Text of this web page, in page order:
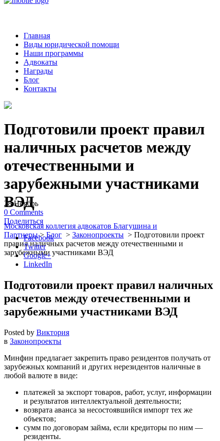
Главная
Виды юридической помощи
Наши программы
Адвокаты
Награды
Блог
Контакты
Подготовили проект правил
наличных расчетов между
отечественными и
зарубежными участниками
ВЭД
Московская коллегия адвокатов Благушина и
Партнеры>Блог > Законопроекты > Подготовили проект
правил наличных расчетов между отечественными и
зарубежными участниками ВЭД
28 Ноябрь
0 Comments
Поделиться
Facebook
Twitter
Google+
LinkedIn
Подготовили проект правил наличных
расчетов между отечественными и
зарубежными участниками ВЭД
Posted by Виктория
в Законопроекты
Минфин предлагает закрепить право резидентов получать от
зарубежных компаний и других нерезидентов наличные в
любой валюте в виде:
платежей за экспорт товаров, работ, услуг, информации
и результатов интеллектуальной деятельности;
возврата аванса за несостоявшийся импорт тех же
объектов;
сумм по договорам займа, если кредиторы по ним —
резиденты.